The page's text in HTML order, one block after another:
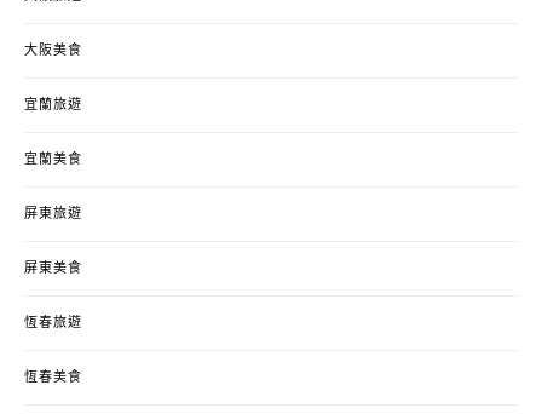
大阪美食
宜蘭旅遊
宜蘭美食
屏東旅遊
屏東美食
恆春旅遊
恆春美食